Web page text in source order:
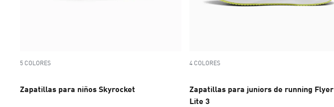
5 COLORES
Zapatillas para niños Skyrocket
4 COLORES
Zapatillas para juniors de running Flyer
Lite 3